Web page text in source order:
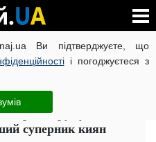
Ви підтверджуєте, що
і погоджуєтеся з
КОРОНАВІРУС В УКРАЇНІ
ЧИТАТЬ НА РУССКОМ
Європи: румунська
суперник киян